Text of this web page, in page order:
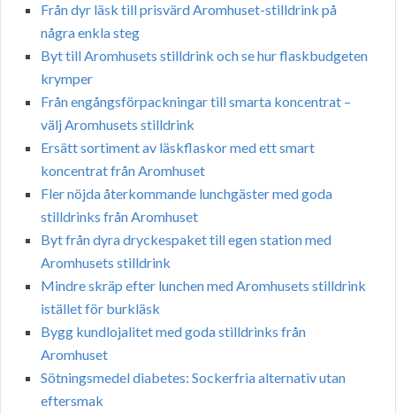
Från dyr läsk till prisvärd Aromhuset-stilldrink på
några enkla steg
Byt till Aromhusets stilldrink och se hur flaskbudgeten
krymper
Från engångsförpackningar till smarta koncentrat –
välj Aromhusets stilldrink
Ersätt sortiment av läskflaskor med ett smart
koncentrat från Aromhuset
Fler nöjda återkommande lunchgäster med goda
stilldrinks från Aromhuset
Byt från dyra dryckespaket till egen station med
Aromhusets stilldrink
Mindre skräp efter lunchen med Aromhusets stilldrink
istället för burkläsk
Bygg kundlojalitet med goda stilldrinks från
Aromhuset
Sötningsmedel diabetes: Sockerfria alternativ utan
eftersmak